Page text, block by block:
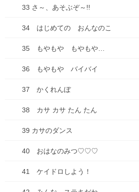
33 さ～、あそぶぞ～!!
34 はじめての おんなのこ
35 もやもや もやもや…
36 もやもや バイバイ
37 かくれんぼ
38 カサ カサ たん たん
39 カサのダンス
40 おはなのみつ♡♡♡
41 ケイドロしよう！